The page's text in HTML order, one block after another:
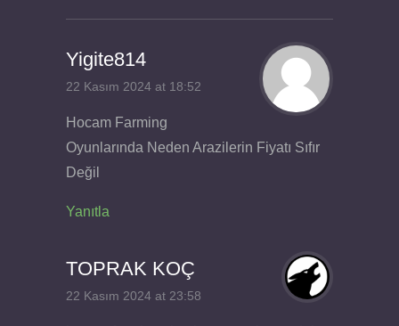
Yigite814
22 Kasım 2024 at 18:52
Hocam Farming
Oyunlarında Neden Arazilerin Fiyatı Sıfır
Değil
Yanıtla
TOPRAK KOÇ
22 Kasım 2024 at 23:58